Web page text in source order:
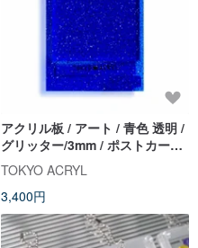
アクリル板 / アート / 青色 透明 /
グリッター/3mm / ポストカード
サイズ
TOKYO ACRYL
3,400円